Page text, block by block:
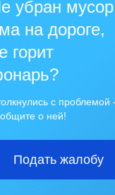
убран
на дороге,
горит
с
о ней!
Подать жалобу